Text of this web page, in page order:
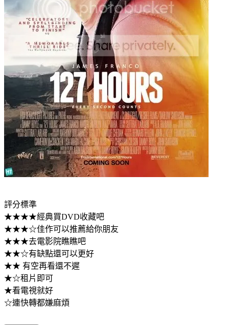
評分標準
★★★★經典買DVD收藏吧
★★★☆佳作可以推薦給你朋友
★★★去電影院瞧瞧吧
★★☆有缺點還可以更好
★★ 有空再看還不遲
★☆租片即可
★看電視就好
☆連快轉都嫌麻煩